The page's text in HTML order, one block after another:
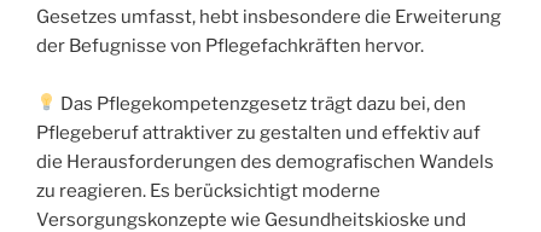
Gesetzes umfasst, hebt insbesondere die Erweiterung
der Befugnisse von Pflegefachkräften hervor.
Das Pflegekompetenzgesetz trägt dazu bei, den
Pflegeberuf attraktiver zu gestalten und effektiv auf
die Herausforderungen des demografischen Wandels
zu reagieren. Es berücksichtigt moderne
Versorgungskonzepte wie Gesundheitskioske und